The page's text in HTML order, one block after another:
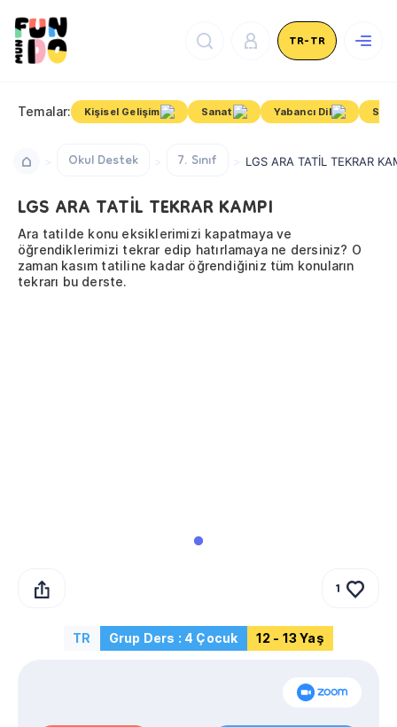
TR-TR
Temalar: Kişisel Gelişim Sanat Yabancı Dil
Okul Destek 7. Sınıf LGS ARA TATİL TEKRAR
LGS ARA TATİL TEKRAR KAMPI
Ara tatilde konu eksiklerimizi kapatmaya ve
öğrendiklerimizi tekrar edip hatırlamaya ne dersiniz? O
zaman kasım tatiline kadar öğrendiğiniz tüm konuların
tekrarı bu derste.
1
TR Grup Ders : 4 Çocuk 12 - 13 Yaş